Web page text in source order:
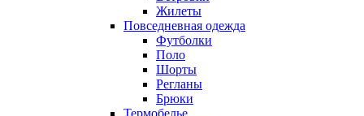
Жилеты
Повседневная одежда
Футболки
Поло
Шорты
Регланы
Брюки